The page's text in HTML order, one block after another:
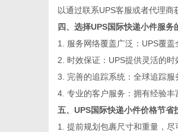
以通过联系UPS客服或者代理
四、选择UPS国际快递小件服务
1. 服务网络覆盖广泛 ：UPS覆
2. 时效保证 ：UPS提供灵活的
3. 完善的追踪系统 ：全球追踪
4. 专业的客户服务 ：拥有经验
五、UPS国际快递小件价格节省
1. 提前规划包裹尺寸和重量 ，